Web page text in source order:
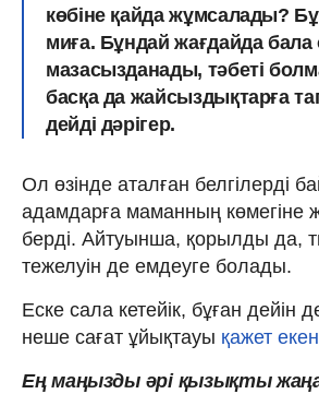
көбіне қайда жұмсалады?
миға. Бұндай жағдайда бала
мазасызданады, тәбеті
басқа да жайсыздықтарға
дейді дәрігер.
Ол өзінде аталған белгілерді
адамдарға маманның көмегіне
берді. Айтуынша, қорылды да,
тежелуін де емдеуге болады.
Еске сала кетейік, бұған дейін
неше сағат ұйықтауы қажет
Ең маңызды әрі қызықты